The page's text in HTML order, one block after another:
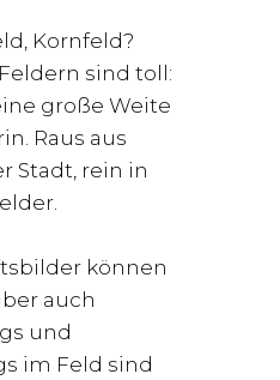
Kornfeld?
sind toll:
große Weite
Raus aus
Stadt, rein in
können
auch
und
im Feld sind